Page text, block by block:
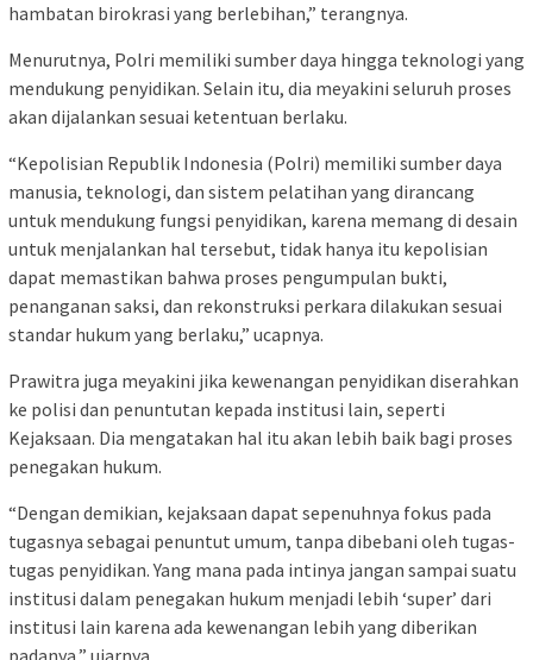
hambatan birokrasi yang berlebihan,” terangnya.
Menurutnya, Polri memiliki sumber daya hingga teknologi yang
mendukung penyidikan. Selain itu, dia meyakini seluruh proses
akan dijalankan sesuai ketentuan berlaku.
“Kepolisian Republik Indonesia (Polri) memiliki sumber daya
manusia, teknologi, dan sistem pelatihan yang dirancang
untuk mendukung fungsi penyidikan, karena memang di desain
untuk menjalankan hal tersebut, tidak hanya itu kepolisian
dapat memastikan bahwa proses pengumpulan bukti,
penanganan saksi, dan rekonstruksi perkara dilakukan sesuai
standar hukum yang berlaku,” ucapnya.
Prawitra juga meyakini jika kewenangan penyidikan diserahkan
ke polisi dan penuntutan kepada institusi lain, seperti
Kejaksaan. Dia mengatakan hal itu akan lebih baik bagi proses
penegakan hukum.
“Dengan demikian, kejaksaan dapat sepenuhnya fokus pada
tugasnya sebagai penuntut umum, tanpa dibebani oleh tugas-
tugas penyidikan. Yang mana pada intinya jangan sampai suatu
institusi dalam penegakan hukum menjadi lebih ‘super’ dari
institusi lain karena ada kewenangan lebih yang diberikan